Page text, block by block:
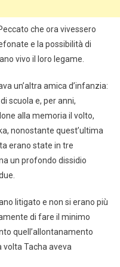
che ora vivessero
e la possibilità di
vivo il loro legame.
un’altra amica d’infanzia:
scuola e, per anni,
alla memoria il volto,
nonostante quest’ultima
erano state in tre
un profondo dissidio
litigato e non si erano più
di fare il minimo
quell’allontanamento
volta Tacha aveva